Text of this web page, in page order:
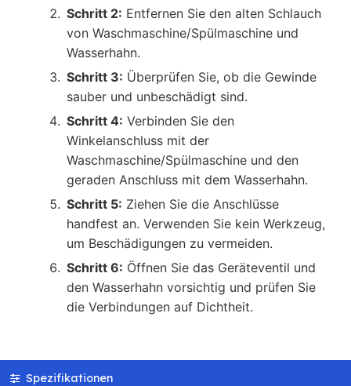
Schritt 2: Entfernen Sie den alten Schlauch
von Waschmaschine/Spülmaschine und
Wasserhahn.
Schritt 3: Überprüfen Sie, ob die Gewinde
sauber und unbeschädigt sind.
Schritt 4: Verbinden Sie den
Winkelanschluss mit der
Waschmaschine/Spülmaschine und den
geraden Anschluss mit dem Wasserhahn.
Schritt 5: Ziehen Sie die Anschlüsse
handfest an. Verwenden Sie kein Werkzeug,
um Beschädigungen zu vermeiden.
Schritt 6: Öffnen Sie das Geräteventil und
den Wasserhahn vorsichtig und prüfen Sie
die Verbindungen auf Dichtheit.
Spezifikationen